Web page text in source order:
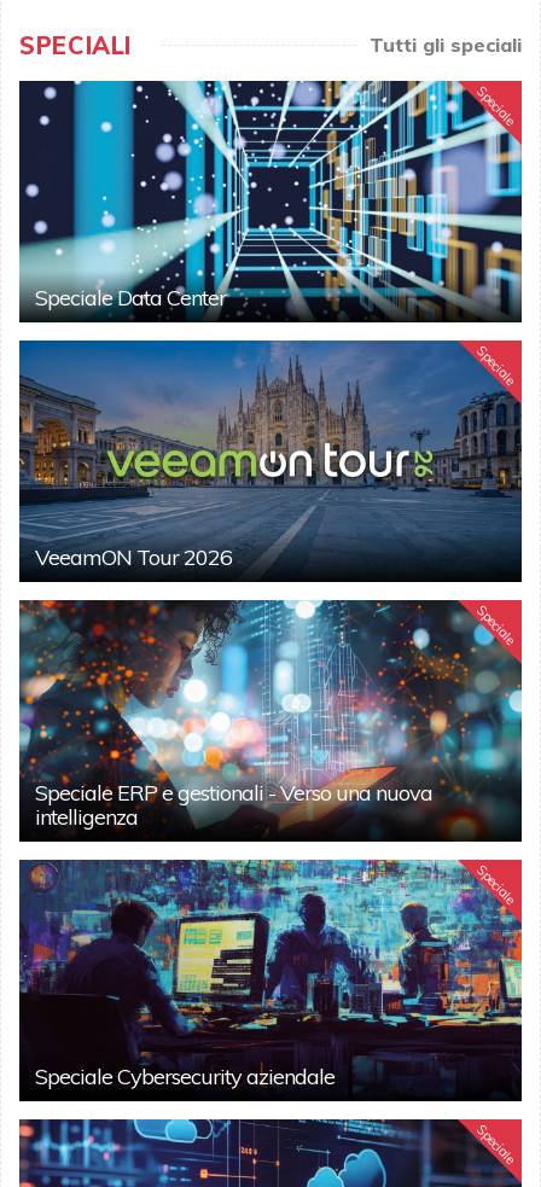
SPECIALI Tutti gli speciali
Speciale
Speciale Data Center
Speciale
VeeamON Tour 2026
Speciale
Speciale ERP e gestionali - Verso una nuova
intelligenza
Speciale
Speciale Cybersecurity aziendale
Speciale